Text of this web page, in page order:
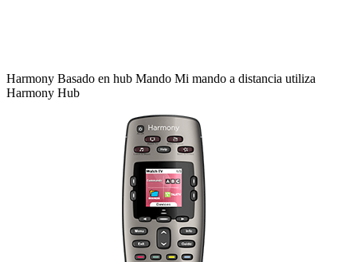
Harmony Basado en hub Mando Mi mando a distancia utiliza
Harmony Hub